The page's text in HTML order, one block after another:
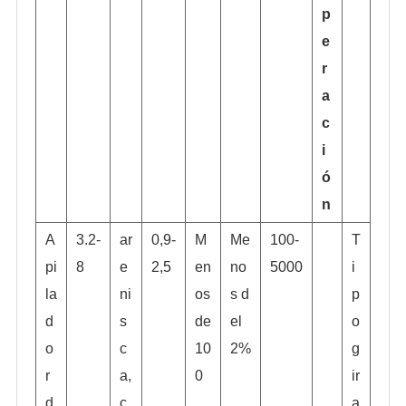
p
e
r
a
c
i
ó
n
A
pi
la
d
o
r
d
3.2-
8
ar
e
ni
s
c
a,
c
0,9-
2,5
M
en
os
de
10
0
Me
no
s d
el
2%
100-
5000
T
i
p
o
g
ir
a